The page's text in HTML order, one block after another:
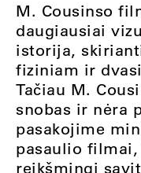
M. Cousinso
daugiausiai
istorija,
fiziniam ir
Tačiau M.
snobas ir nėra
pasakojime
pasaulio
reikšmingi